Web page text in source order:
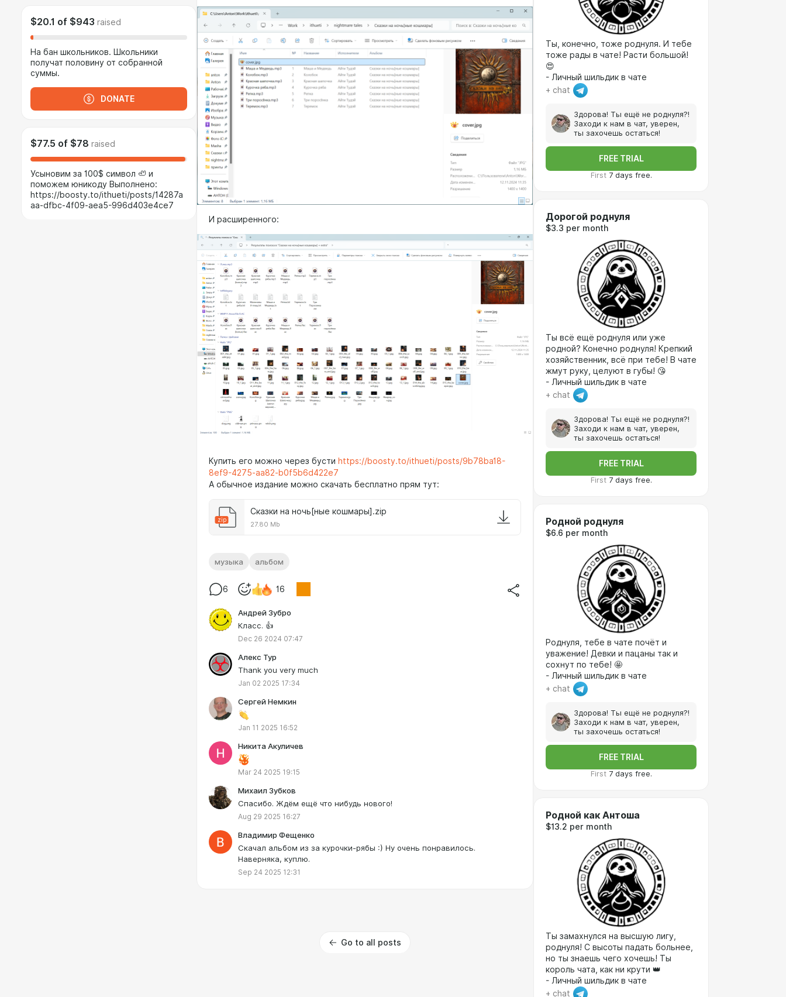
$20.1 of $943 raised
На бан школьников. Школьники
получат половину от собранной
суммы.
DONATE
$77.5 of $78 raised
Усыновим за 100$ символ 🦥 и
поможем юникоду Выполнено:
https://boosty.to/ithueti/posts/14287a
aa-dfbc-4f09-aea5-996d403e4ce7
И расширенного:
Купить его можно через бусти https://boosty.to/ithueti/posts/9b78ba18-
8ef9-4275-aa82-b0f5b6d422e7
А обычное издание можно скачать бесплатно прям тут:
zip
Сказки на ночь[ные кошмары].zip
27.80 Mb
музыка альбом
6 16
Андрей Зубро
Класс. 👍
Dec 26 2024 07:47
Алекс Тур
Thank you very much
Jan 02 2025 17:34
Сергей Немкин
Jan 11 2025 16:52
Никита Акуличев
Mar 24 2025 19:15
Михаил Зубков
Спасибо. Ждём ещё что нибудь нового!
Aug 29 2025 16:27
Владимир Фещенко
Скачал альбом из за курочки-рябы :) Ну очень понравилось.
Наверняка, куплю.
Sep 24 2025 12:31
Go to all posts
Ты, конечно, тоже роднуля. И тебе
тоже рады в чате! Расти большой!
😍
- Личный шильдик в чате
+ chat
Здорова! Ты ещё не роднуля?!
Заходи к нам в чат, уверен,
ты захочешь остаться!
FREE TRIAL
First 7 days free.
Дорогой роднуля
$3.3 per month
Ты всё ещё роднуля или уже
родной? Конечно роднуля! Крепкий
хозяйственник, всё при тебе! В чате
жмут руку, целуют в губы! 😘
- Личный шильдик в чате
+ chat
Здорова! Ты ещё не роднуля?!
Заходи к нам в чат, уверен,
ты захочешь остаться!
FREE TRIAL
First 7 days free.
Родной роднуля
$6.6 per month
Роднуля, тебе в чате почёт и
уважение! Девки и пацаны так и
сохнут по тебе! 🤩
- Личный шильдик в чате
+ chat
Здорова! Ты ещё не роднуля?!
Заходи к нам в чат, уверен,
ты захочешь остаться!
FREE TRIAL
First 7 days free.
Родной как Антоша
$13.2 per month
Ты замахнулся на высшую лигу,
роднуля! С высоты падать больнее,
но ты знаешь чего хочешь! Ты
король чата, как ни крути 👑
- Личный шильдик в чате
+ chat